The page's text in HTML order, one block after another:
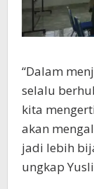
“Dalam
selalu
kita
akan
jadi lebih
ungkap